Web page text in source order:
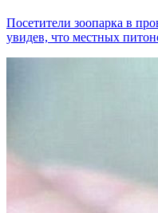
Посетители зоопарка в
увидев, что местных